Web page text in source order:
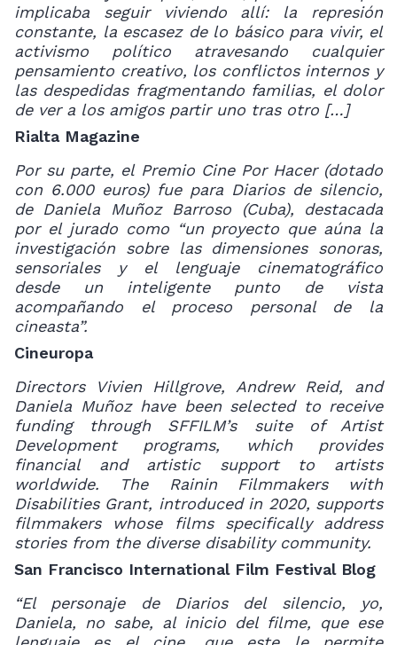
implicaba seguir viviendo allí: la represión
constante, la escasez de lo básico para vivir, el
activismo político atravesando cualquier
pensamiento creativo, los conflictos internos y
las despedidas fragmentando familias, el dolor
de ver a los amigos partir uno tras otro […]
Rialta Magazine
Por su parte, el Premio Cine Por Hacer (dotado
con 6.000 euros) fue para Diarios de silencio,
de Daniela Muñoz Barroso (Cuba), destacada
por el jurado como “un proyecto que aúna la
investigación sobre las dimensiones sonoras,
sensoriales y el lenguaje cinematográfico
desde un inteligente punto de vista
acompañando el proceso personal de la
cineasta”.
Cineuropa
Directors Vivien Hillgrove, Andrew Reid, and
Daniela Muñoz have been selected to receive
funding through SFFILM’s suite of Artist
Development programs, which provides
financial and artistic support to artists
worldwide. The Rainin Filmmakers with
Disabilities Grant, introduced in 2020, supports
filmmakers whose films specifically address
stories from the diverse disability community.
San Francisco International Film Festival Blog
“El personaje de Diarios del silencio, yo,
Daniela, no sabe, al inicio del filme, que ese